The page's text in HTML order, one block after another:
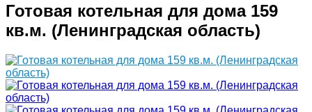
Готовая котельная для дома 159
кв.м. (Ленинградская область)